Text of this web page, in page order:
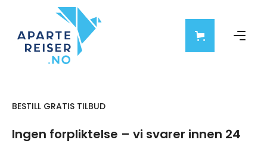
BESTILL GRATIS TILBUD
Ingen forpliktelse – vi svarer innen 24